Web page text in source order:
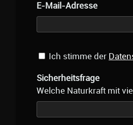
E-Mail-Adresse
Ich stimme der
Sicherheitsfrage
Welche Naturkraft mit